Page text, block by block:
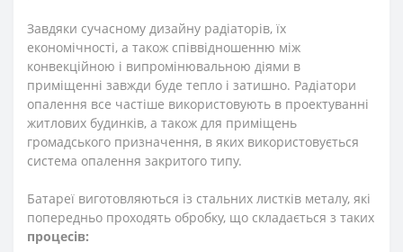
Завдяки сучасному дизайну радіаторів, їх
економічності, а також співвідношенню між
конвекційною і випромінювальною діями в
приміщенні завжди буде тепло і затишно. Радіатори
опалення все частіше використовують в проектуванні
житлових будинків, а також для приміщень
громадського призначення, в яких використовується
система опалення закритого типу.
Батареї виготовляються із стальних листків металу, які
попередньо проходять обробку, що складається з таких
процесів: